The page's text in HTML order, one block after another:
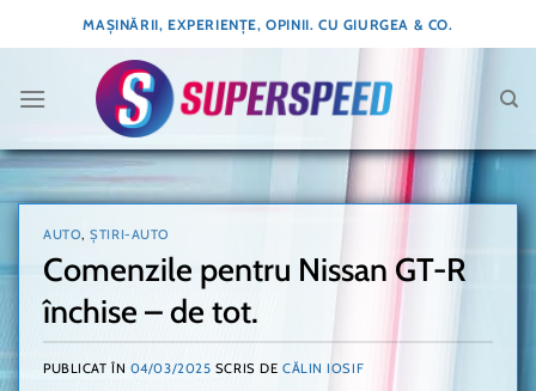
to
MAȘINĂRII, EXPERIENȚE, OPINII. CU GIURGEA & CO.
AUTO,ȘTIRI-AUTO
Comenzile pentru Nissan GT-R
închise – de tot.
PUBLICAT ÎN 04/03/2025 SCRIS DE CĂLIN IOSIF